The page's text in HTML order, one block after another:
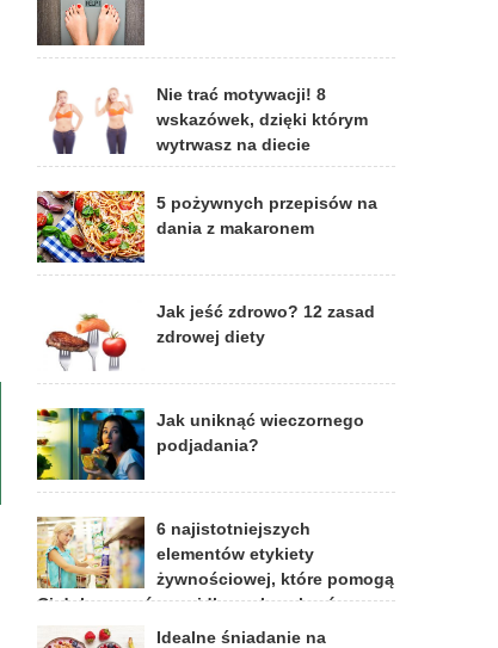
Nie trać motywacji! 8
wskazówek, dzięki którym
wytrwasz na diecie
5 pożywnych przepisów na
dania z makaronem
Jak jeść zdrowo? 12 zasad
zdrowej diety
Jak uniknąć wieczornego
podjadania?
6 najistotniejszych
elementów etykiety
żywnościowej, które pomogą
Ci dokonywać prawidłowych wyborów
dietetycznych
Idealne śniadanie na